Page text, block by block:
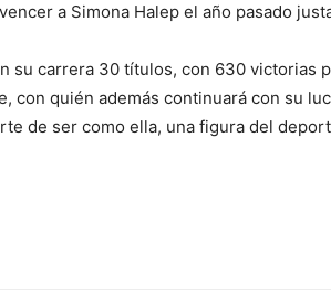
a Simona Halep el año pasado
su carrera 30 títulos, con 630 victorias
con quién además continuará con su
de ser como ella, una figura del